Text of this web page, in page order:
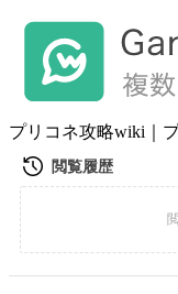
プリコネ攻略wiki｜